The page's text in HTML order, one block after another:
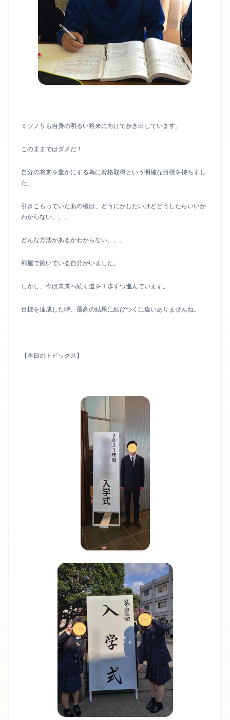
ミツノリも自身の明るい将来に向けて歩き出しています。
このままではダメだ！
自分の将来を豊かにする為に資格取得という明確な目標を持ちまし
た。
引きこもっていたあの頃は、どうにかしたいけどどうしたらいいか
わからない、、、
どんな方法があるかわからない、、、
部屋で踠いている自分がいました。
しかし、今は未来へ続く道を１歩ずつ進んでいます。
目標を達成した時、最高の結果に結びつくに違いありませんね。
【本日のトピックス】